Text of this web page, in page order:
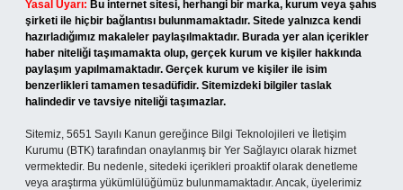
Yasal Uyarı: Bu internet sitesi, herhangi bir marka, kurum veya şahıs
şirketi ile hiçbir bağlantısı bulunmamaktadır. Sitede yalnızca kendi
hazırladığımız makaleler paylaşılmaktadır. Burada yer alan içerikler
haber niteliği taşımamakta olup, gerçek kurum ve kişiler hakkında
paylaşım yapılmamaktadır. Gerçek kurum ve kişiler ile isim
benzerlikleri tamamen tesadüfidir. Sitemizdeki bilgiler taslak
halindedir ve tavsiye niteliği taşımazlar.
Sitemiz, 5651 Sayılı Kanun gereğince Bilgi Teknolojileri ve İletişim
Kurumu (BTK) tarafından onaylanmış bir Yer Sağlayıcı olarak hizmet
vermektedir. Bu nedenle, sitedeki içerikleri proaktif olarak denetleme
veya araştırma yükümlülüğümüz bulunmamaktadır. Ancak, üyelerimiz